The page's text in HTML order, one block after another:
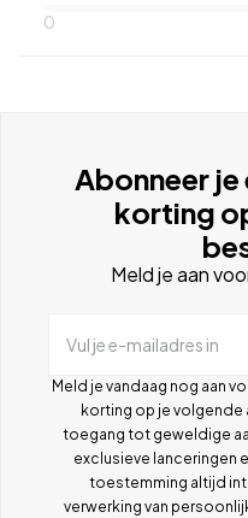
0
Abonneer je
korting
Meld je aan
Vul je e-mailadres in
Meld je vandaag nog aan
korting op je volgende
toegang tot geweldige
exclusieve lanceringen
toestemming altijd
verwerking van